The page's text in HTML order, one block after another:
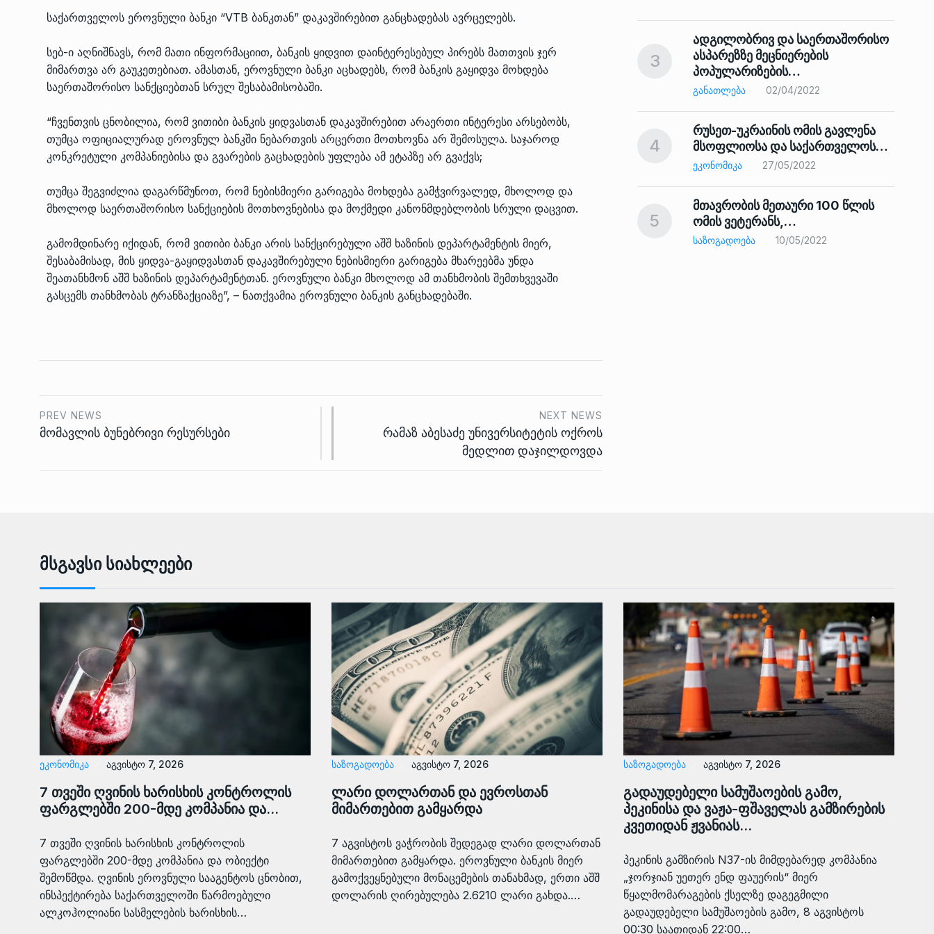
საქართველოს ეროვნული ბანკი “VTB ბანკთან” დაკავშირებით განცხადებას ავრცელებს.
სებ-ი აღნიშნავს, რომ მათი ინფორმაციით, ბანკის ყიდვით დაინტერესებულ პირებს მათთვის ჯერ
მიმართვა არ გაუკეთებიათ. ამასთან, ეროვნული ბანკი აცხადებს, რომ ბანკის გაყიდვა მოხდება
საერთაშორისო სანქციებთან სრულ შესაბამისობაში.
“ჩვენთვის ცნობილია, რომ ვითიბი ბანკის ყიდვასთან დაკავშირებით არაერთი ინტერესი არსებობს,
თუმცა ოფიციალურად ეროვნულ ბანკში ნებართვის არცერთი მოთხოვნა არ შემოსულა. საჯაროდ
კონკრეტული კომპანიებისა და გვარების გაცხადების უფლება ამ ეტაპზე არ გვაქვს;
თუმცა შეგვიძლია დაგარწმუნოთ, რომ ნებისმიერი გარიგება მოხდება გამჭვირვალედ, მხოლოდ და
მხოლოდ საერთაშორისო სანქციების მოთხოვნებისა და მოქმედი კანონმდებლობის სრული დაცვით.
გამომდინარე იქიდან, რომ ვითიბი ბანკი არის სანქცირებული აშშ ხაზინის დეპარტამენტის მიერ,
შესაბამისად, მის ყიდვა-გაყიდვასთან დაკავშირებული ნებისმიერი გარიგება მხარეებმა უნდა
შეათანხმონ აშშ ხაზინის დეპარტამენტთან. ეროვნული ბანკი მხოლოდ ამ თანხმობის შემთხვევაში
გასცემს თანხმობას ტრანზაქციაზე”, – ნათქვამია ეროვნული ბანკის განცხადებაში.
PREV NEWS
მომავლის ბუნებრივი რესურსები
NEXT NEWS
რამაზ აბესაძე უნივერსიტეტის ოქროს
მედლით დაჯილდოვდა
ᲔᲙᲝᲜᲝᲛᲘᲙᲐ 10/05/2022
8
საქართველოს რკინიგზის
გენერალურმა დირექტორმა შუა
დერეფნის…
9
თბილისის ზაქარია ფალიაშვილის
სახელობის ოპერისა და
ᲙᲣᲚᲢᲣᲠᲐ 13/05/2022
10
თბილისის ზაქარია ფალიაშვილის
სახელობის ოპერისა და
ბალეტის…
ᲙᲣᲚᲢᲣᲠᲐ 13/05/2022
13
მარაგი დღეისათვის გვაქვს
საკმარისზე მეტი, თუმცა…
14
პრემიერ-მინისტრი ირაკლი
ღარიბაშვილი ოზურგეთის
ტექნოპარკში სტარტაპერებს…
15
ღარიბაშვილმა ახლად
რეაბილიტირებული ოზურგეთის…
ᲒᲐᲜᲐᲗᲚᲔᲑᲐ 15/05/2022
3
ადგილობრივ და საერთაშორისო
ასპარეზზე მეცნიერების
პოპულარიზების…
ᲒᲐᲜᲐᲗᲚᲔᲑᲐ 02/04/2022
4
რუსეთ-უკრაინის ომის გავლენა
მსოფლიოსა და საქართველოს…
ᲔᲙᲝᲜᲝᲛᲘᲙᲐ 27/05/2022
5
მთავრობის მეთაური 100 წლის
ომის ვეტერანს,…
ᲡᲐᲖᲝᲒᲐᲓᲝᲔᲑᲐ 10/05/2022
Მსგავსი Სიახლეები
ᲔᲙᲝᲜᲝᲛᲘᲙᲐ აგვისტო 7, 2026
7 თვეში ღვინის ხარისხის კონტროლის
ფარგლებში 200-მდე კომპანია და…
7 თვეში ღვინის ხარისხის კონტროლის
ფარგლებში 200-მდე კომპანია და ობიექტი
შემოწმდა. ღვინის ეროვნული სააგენტოს ცნობით,
ინსპექტირება საქართველოში წარმოებული
ალკოჰოლიანი სასმელების ხარისხის…
ᲡᲐᲖᲝᲒᲐᲓᲝᲔᲑᲐ აგვისტო 7, 2026
ლარი დოლართან და ევროსთან
მიმართებით გამყარდა
7 აგვისტოს ვაჭრობის შედეგად ლარი დოლართან
მიმართებით გამყარდა. ეროვნული ბანკის მიერ
გამოქვეყნებული მონაცემების თანახმად, ერთი აშშ
დოლარის ღირებულება 2.6210 ლარი გახდა.…
ᲡᲐᲖᲝᲒᲐᲓᲝᲔᲑᲐ აგვისტო 7, 2026
გადაუდებელი სამუშაოების გამო,
პეკინისა და ვაჟა-ფშაველას გამზირების
კვეთიდან ჟვანიას…
პეკინის გამზირის N37-ის მიმდებარედ კომპანია
„ჯორჯიან უეთერ ენდ ფაუერის“ მიერ
წყალმომარაგების ქსელზე დაგეგმილი
გადაუდებელი სამუშაოების გამო, 8 აგვისტოს
00:30 საათიდან 22:00…